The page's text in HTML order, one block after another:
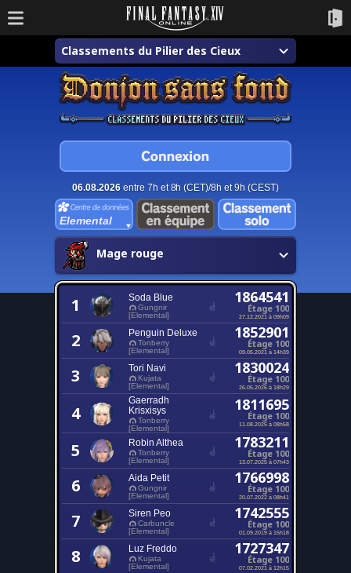
Classements du Pilier des Cieux
06.08.2026entre 7h et 8h (CET)/8h et 9h (CEST)
Elemental
Mage rouge
1 Soda Blue
Gungnir
[Elemental]
1864541
Étage 100
27.12.2021 à 09h09
2 Penguin Deluxe
Tonberry
[Elemental]
1852901
Étage 100
09.05.2021 à 14h39
3 Tori Navi
Kujata
[Elemental]
1830024
Étage 100
26.05.2026 à 18h29
4
Gaerradh
Krisxisys
Tonberry
[Elemental]
1811695
Étage 100
11.08.2025 à 08h58
5 Robin Althea
Tonberry
[Elemental]
1783211
Étage 100
13.07.2025 à 07h43
6 Aida Petit
Gungnir
[Elemental]
1766998
Étage 100
20.07.2022 à 08h41
7 Siren Peo
Carbuncle
[Elemental]
1742555
Étage 100
01.09.2019 à 15h18
8 Luz Freddo
Kujata
[Elemental]
1727347
Étage 100
07.02.2021 à 12h15